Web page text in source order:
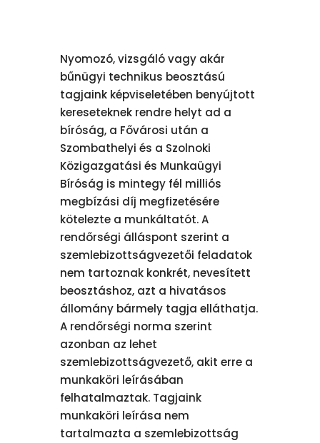
Nyomozó, vizsgáló vagy akár
bűnügyi technikus beosztású
tagjaink képviseletében benyújtott
kereseteknek rendre helyt ad a
bíróság, a Fővárosi után a
Szombathelyi és a Szolnoki
Közigazgatási és Munkaügyi
Bíróság is mintegy fél milliós
megbízási díj megfizetésére
kötelezte a munkáltatót. A
rendőrségi álláspont szerint a
szemlebizottságvezetői feladatok
nem tartoznak konkrét, nevesített
beosztáshoz, azt a hivatásos
állomány bármely tagja elláthatja.
A rendőrségi norma szerint
azonban az lehet
szemlebizottságvezető, akit erre a
munkaköri leírásában
felhatalmaztak. Tagjaink
munkaköri leírása nem
tartalmazta a szemlebizottság